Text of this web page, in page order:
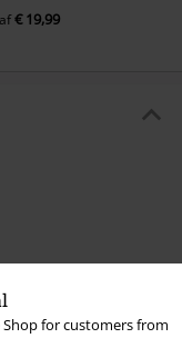
Shop for customers from
€ 19,99